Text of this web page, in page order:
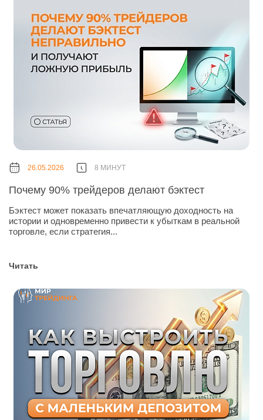
26.05.2026 8 МИНУТ
Почему 90% трейдеров делают бэктест
Бэктест может показать впечатляющую доходность на
истории и одновременно привести к убыткам в реальной
торговле, если стратегия...
Читать